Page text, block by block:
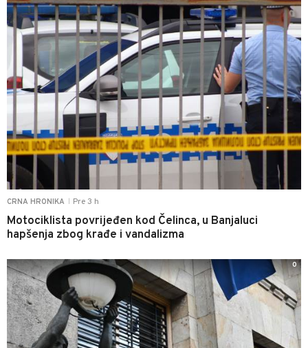
CRNA HRONIKA Pre 3 h
Motociklista povrijeđen kod Čelinca, u Banjaluci
hapšenja zbog krađe i vandalizma
0